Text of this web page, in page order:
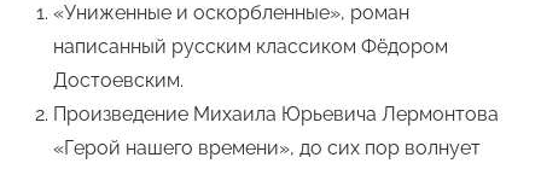
«Униженные и оскорбленные», роман
написанный русским классиком Фёдором
Достоевским.
Произведение Михаила Юрьевича Лермонтова
«Герой нашего времени», до сих пор волнует